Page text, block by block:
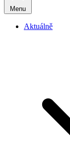
Menu
Aktuálně